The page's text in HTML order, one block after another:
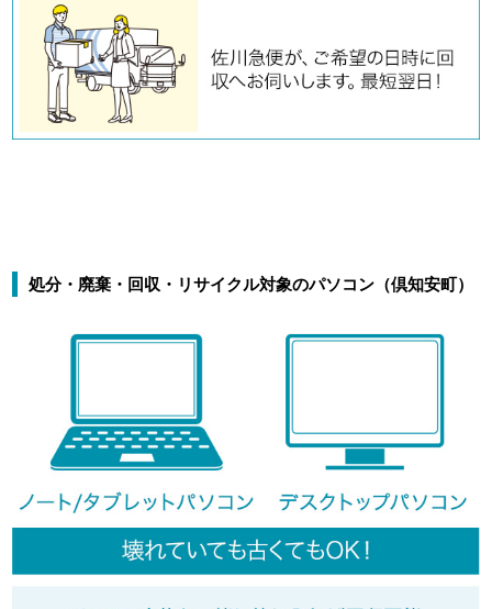
処分・廃棄・回収・リサイクル対象のパソコン（倶知安町）